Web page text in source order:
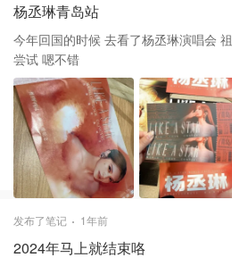
杨丞琳青岛站
今年回国的时候 去看了杨丞琳演唱会
尝试 嗯不错
发布了笔记 1年前
2024年马上就结束咯